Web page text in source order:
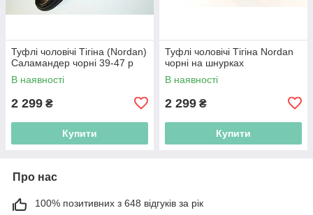
Туфлі чоловічі Тігіна (Nordan)
Саламандер чорні 39-47 р
В наявності
2 299 ₴
Купити
Туфлі чоловічі Тігіна Nordаn
чорні на шнурках
В наявності
2 299 ₴
Купити
Про нас
100% позитивних з 648 відгуків за рік